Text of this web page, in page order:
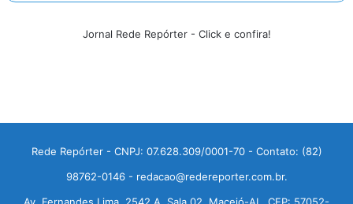
Jornal Rede Repórter - Click e confira!
Rede Repórter - CNPJ: 07.628.309/0001-70 - Contato: (82)
98762-0146 - redacao@redereporter.com.br.
Av. Fernandes Lima, 2542 A, Sala 02, Maceió-AL, CEP: 57052-